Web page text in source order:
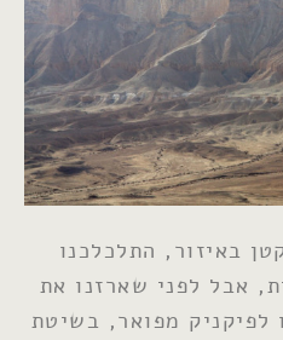
באיזור, התלכלכנו
אבל לפני שארזנו את
לפיקניק מפואר, בשיטת